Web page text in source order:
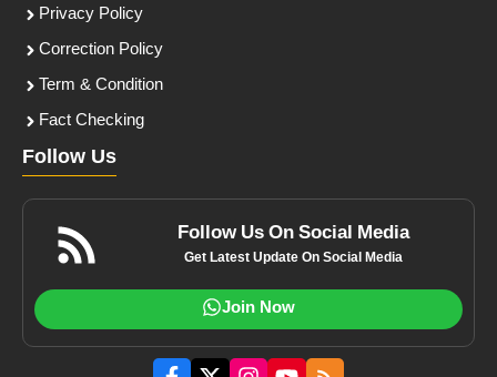
Privacy Policy
Correction Policy
Term & Condition
Fact Checking
Follow Us
Follow Us On Social Media
Get Latest Update On Social Media
Join Now